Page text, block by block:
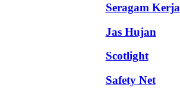
Seragam Kerja
Jas Hujan
Scotlight
Safety Net